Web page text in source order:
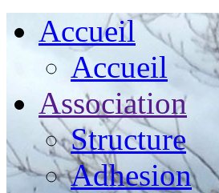
Accueil
Accueil
Association
Structure
Adhesion